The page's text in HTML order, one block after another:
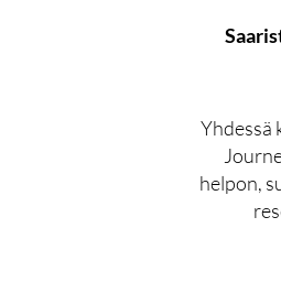
Yhdessä
helpon,